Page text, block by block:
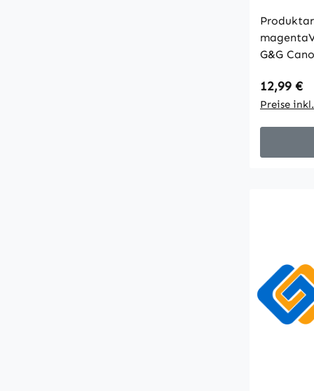
G&G
Hersteller
12,99 €
Preise